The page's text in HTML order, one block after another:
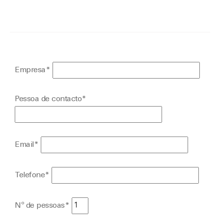
Empresa*
Pessoa de contacto*
Email*
Telefone*
Nº de pessoas*